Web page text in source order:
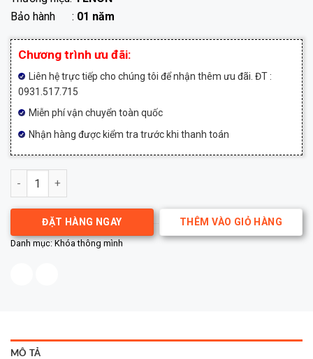
7,500,000₫.
là:
4,400,000₫.
Bảo hành : 01 năm
Chương trình ưu đãi:
Liên hệ trực tiếp cho chúng tôi để nhận thêm ưu đãi. ĐT :
0931.517.715
Miễn phí vận chuyển toàn quốc
Nhận hàng được kiểm tra trước khi thanh toán
Khóa thông minh Tenon K9 số lượng
THÊM VÀO GIỎ HÀNG
ĐẶT HÀNG NGAY
Danh mục:Khóa thông mình
MÔ TẢ